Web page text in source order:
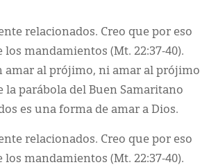
relacionados. Creo que por eso
mandamientos (Mt. 22:37-40).
amar al prójimo, ni amar al prójimo
la parábola del Buen Samaritano
es una forma de amar a Dios.
relacionados. Creo que por eso
mandamientos (Mt. 22:37-40).